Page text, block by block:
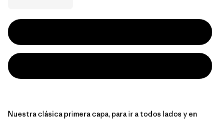
Nuestra clásica primera capa, para ir a todos lados y en